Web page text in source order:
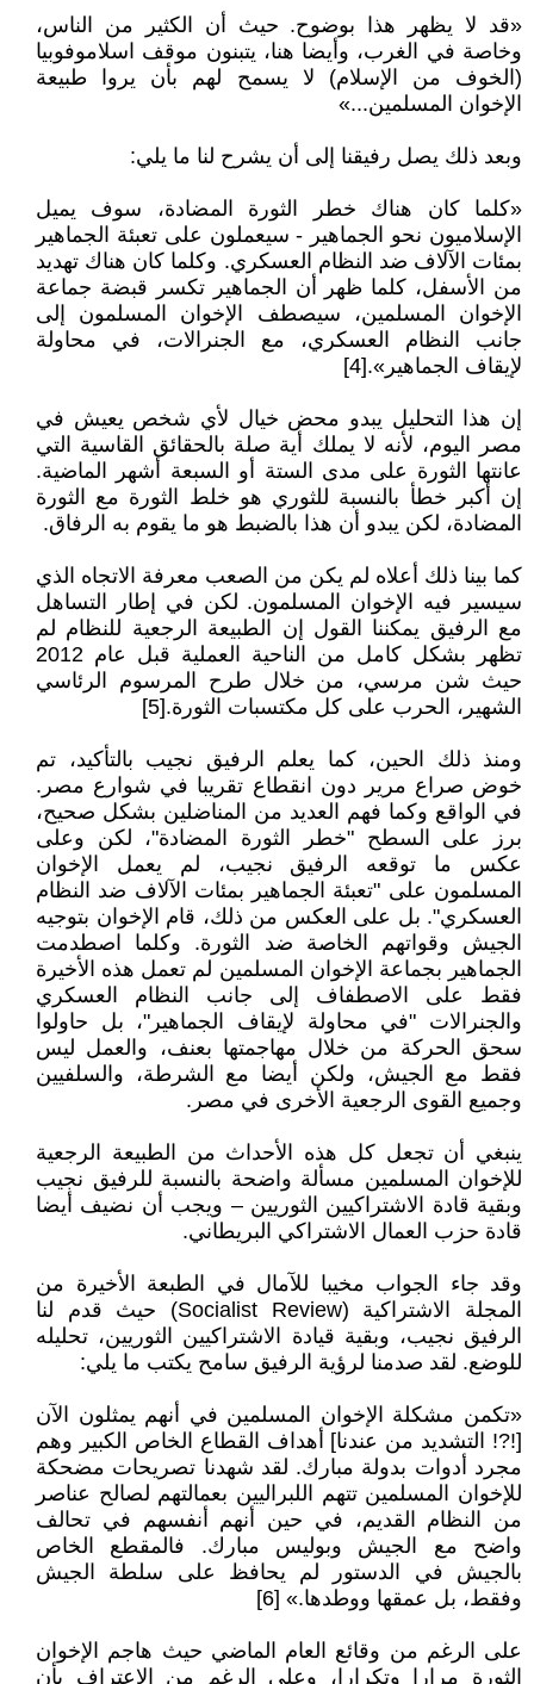
«قد لا يظهر هذا بوضوح. حيث أن الكثير من الناس،
وخاصة في الغرب، وأيضا هنا، يتبنون موقف اسلاموفوبيا
(الخوف من الإسلام) لا يسمح لهم بأن يروا طبيعة
الإخوان المسلمين...»
وبعد ذلك يصل رفيقنا إلى أن يشرح لنا ما يلي:
«كلما كان هناك خطر الثورة المضادة، سوف يميل
الإسلاميون نحو الجماهير - سيعملون على تعبئة الجماهير
بمئات الآلاف ضد النظام العسكري. وكلما كان هناك تهديد
من الأسفل، كلما ظهر أن الجماهير تكسر قبضة جماعة
الإخوان المسلمين، سيصطف الإخوان المسلمون إلى
جانب النظام العسكري، مع الجنرالات، في محاولة
لإيقاف الجماهير».[4]
إن هذا التحليل يبدو محض خيال لأي شخص يعيش في
مصر اليوم، لأنه لا يملك أية صلة بالحقائق القاسية التي
عانتها الثورة على مدى الستة أو السبعة أشهر الماضية.
إن أكبر خطأ بالنسبة للثوري هو خلط الثورة مع الثورة
المضادة، لكن يبدو أن هذا بالضبط هو ما يقوم به الرفاق.
كما بينا ذلك أعلاه لم يكن من الصعب معرفة الاتجاه الذي
سيسير فيه الإخوان المسلمون. لكن في إطار التساهل
مع الرفيق يمكننا القول إن الطبيعة الرجعية للنظام لم
تظهر بشكل كامل من الناحية العملية قبل عام 2012
حيث شن مرسي، من خلال طرح المرسوم الرئاسي
الشهير، الحرب على كل مكتسبات الثورة.[5]
ومنذ ذلك الحين، كما يعلم الرفيق نجيب بالتأكيد، تم
خوض صراع مرير دون انقطاع تقريبا في شوارع مصر.
في الواقع وكما فهم العديد من المناضلين بشكل صحيح،
برز على السطح "خطر الثورة المضادة"، لكن وعلى
عكس ما توقعه الرفيق نجيب، لم يعمل الإخوان
المسلمون على "تعبئة الجماهير بمئات الآلاف ضد النظام
العسكري". بل على العكس من ذلك، قام الإخوان بتوجيه
الجيش وقواتهم الخاصة ضد الثورة. وكلما اصطدمت
الجماهير بجماعة الإخوان المسلمين لم تعمل هذه الأخيرة
فقط على الاصطفاف إلى جانب النظام العسكري
والجنرالات "في محاولة لإيقاف الجماهير"، بل حاولوا
سحق الحركة من خلال مهاجمتها بعنف، والعمل ليس
فقط مع الجيش، ولكن أيضا مع الشرطة، والسلفيين
وجميع القوى الرجعية الأخرى في مصر.
ينبغي أن تجعل كل هذه الأحداث من الطبيعة الرجعية
للإخوان المسلمين مسألة واضحة بالنسبة للرفيق نجيب
وبقية قادة الاشتراكيين الثوريين – ويجب أن نضيف أيضا
قادة حزب العمال الاشتراكي البريطاني.
وقد جاء الجواب مخيبا للآمال في الطبعة الأخيرة من
المجلة الاشتراكية (Socialist Review) حيث قدم لنا
الرفيق نجيب، وبقية قيادة الاشتراكيين الثوريين، تحليله
للوضع. لقد صدمنا لرؤية الرفيق سامح يكتب ما يلي:
«تكمن مشكلة الإخوان المسلمين في أنهم يمثلون الآن
[!?! التشديد من عندنا] أهداف القطاع الخاص الكبير وهم
مجرد أدوات بدولة مبارك. لقد شهدنا تصريحات مضحكة
للإخوان المسلمين تتهم اللبراليين بعمالتهم لصالح عناصر
من النظام القديم، في حين أنهم أنفسهم في تحالف
واضح مع الجيش وبوليس مبارك. فالمقطع الخاص
بالجيش في الدستور لم يحافظ على سلطة الجيش
وفقط، بل عمقها ووطدها.» [6]
على الرغم من وقائع العام الماضي حيث هاجم الإخوان
الثورة مرارا وتكرارا، وعلى الرغم من الاعتراف بأن